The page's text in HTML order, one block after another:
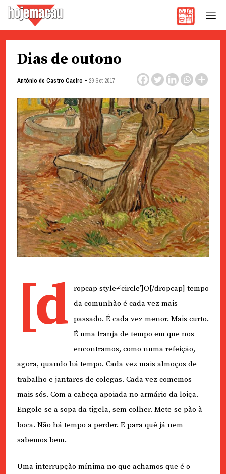
Dias de outono
António de Castro Caeiro - 29 Set 2017
[d
ropcap style≠’circle’]O[/dropcap] tempo
da comunhão é cada vez mais
passado. É cada vez menor. Mais curto.
É uma franja de tempo em que nos
encontramos, como numa refeição,
agora, quando há tempo. Cada vez mais almoços de
trabalho e jantares de colegas. Cada vez comemos
mais sós. Com a cabeça apoiada no armário da loiça.
Engole-se a sopa da tigela, sem colher. Mete-se pão à
boca. Não há tempo a perder. E para quê já nem
sabemos bem.
Uma interrupção mínima no que achamos que é o